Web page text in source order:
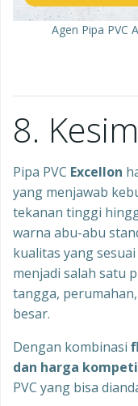
Agen Pipa PVC
8.
Pipa PVC Excellon
yang menjawab
tekanan tinggi
warna abu-abu
kualitas yang
menjadi salah satu
tangga,
besar.
Dengan kombinasi
dan harga
PVC yang bisa